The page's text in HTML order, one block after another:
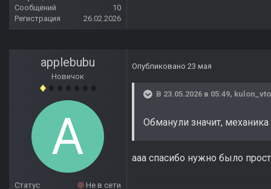
Сообщений
10
Регистрация
26.02.2026
applebubu
Новичок
Статус
Не в сети
Опубликовано 23 мая
В 23.05.2026 в 05:49,
Обманули значит, механика
ааа спасибо нужно было